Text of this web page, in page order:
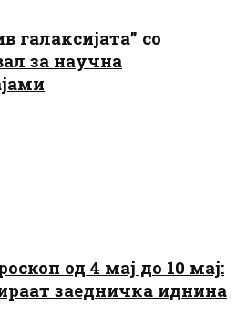
галаксијата” со
за научна
од 4 мај до 10 мај:
заедничка иднина